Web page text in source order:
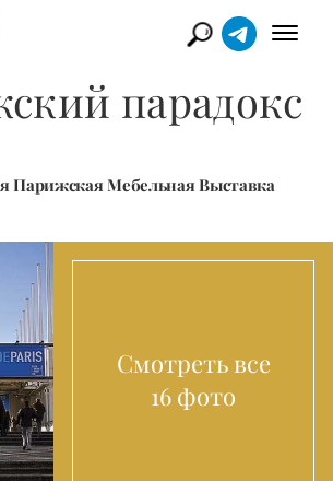
парадокс
Парижская Мебельная Выставка
Смотреть все
16 фото